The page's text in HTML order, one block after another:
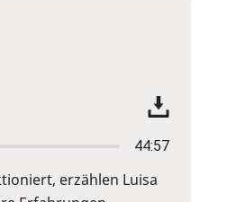
44:57
erzählen Luisa